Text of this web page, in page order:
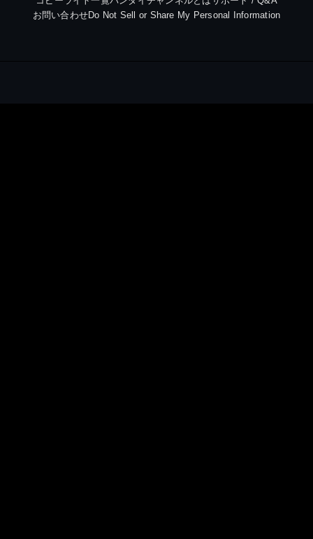
お問い合わせDo Not Sell or Share My Personal Information